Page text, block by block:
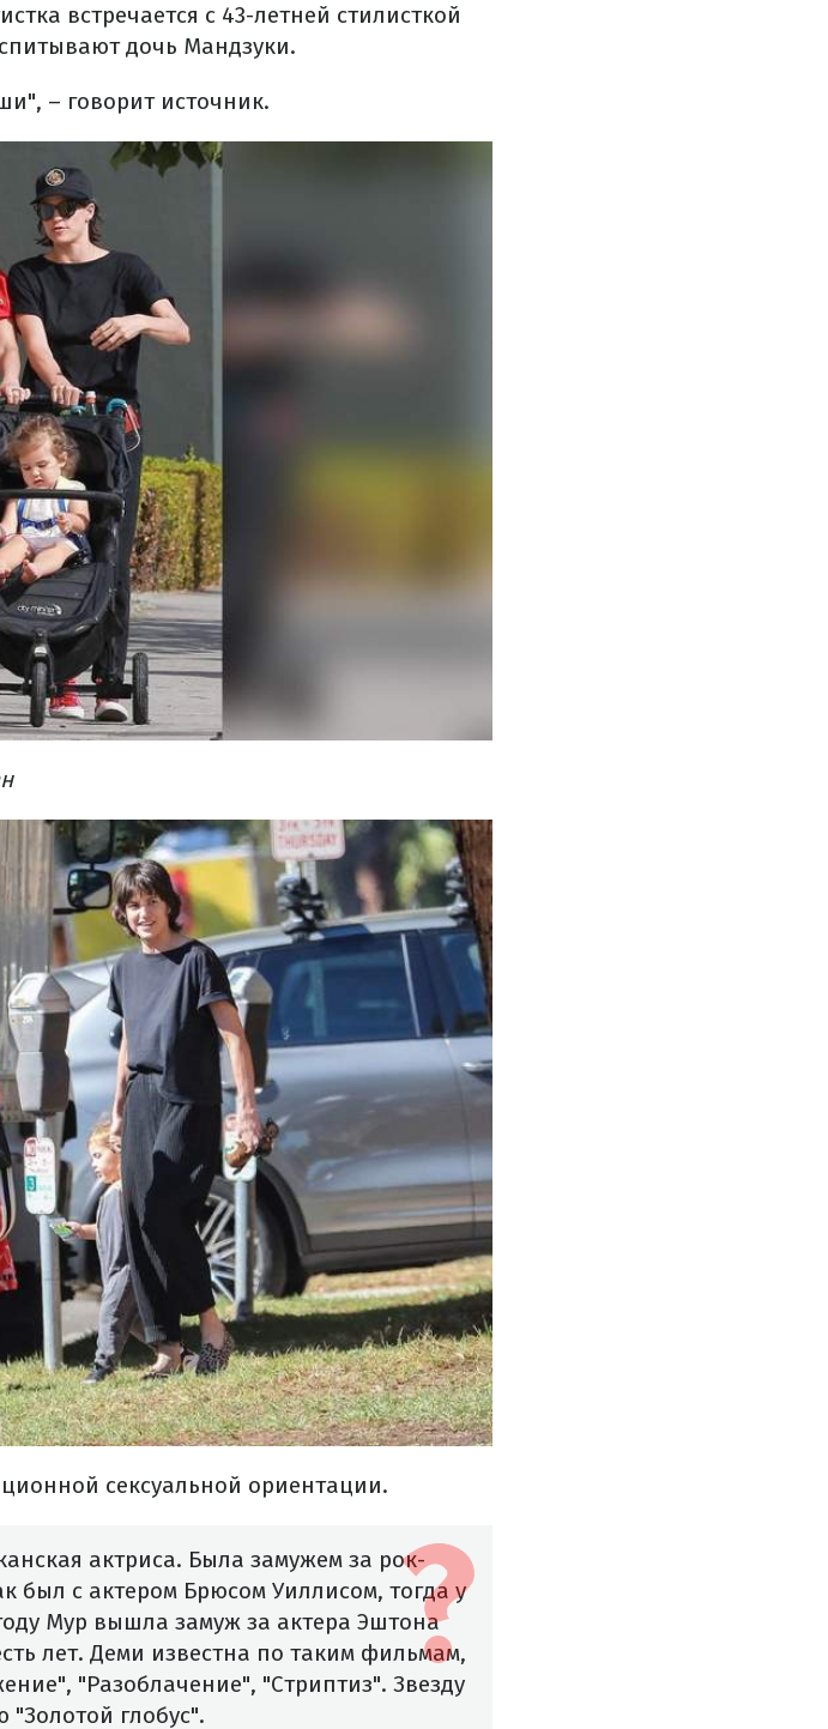
встречается с 43-летней стилисткой
дочь Мандзуки.
– говорит источник.
сексуальной ориентации.
актриса. Была замужем за рок-
был с актером Брюсом Уиллисом, тогда у
Мур вышла замуж за актера Эштона
лет. Деми известна по таким фильмам,
"Разоблачение", "Стриптиз". Звезду
глобус".